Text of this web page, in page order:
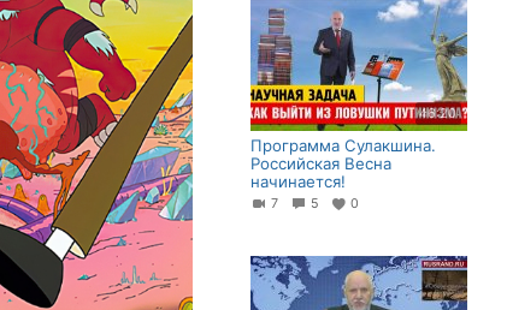
46:20
Программа Сулакшина.
Российская Весна
начинается!
7 5 0